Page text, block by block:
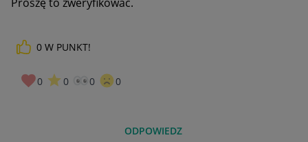
0 W PUNKT!
0 0 0 0
ODPOWIEDZ